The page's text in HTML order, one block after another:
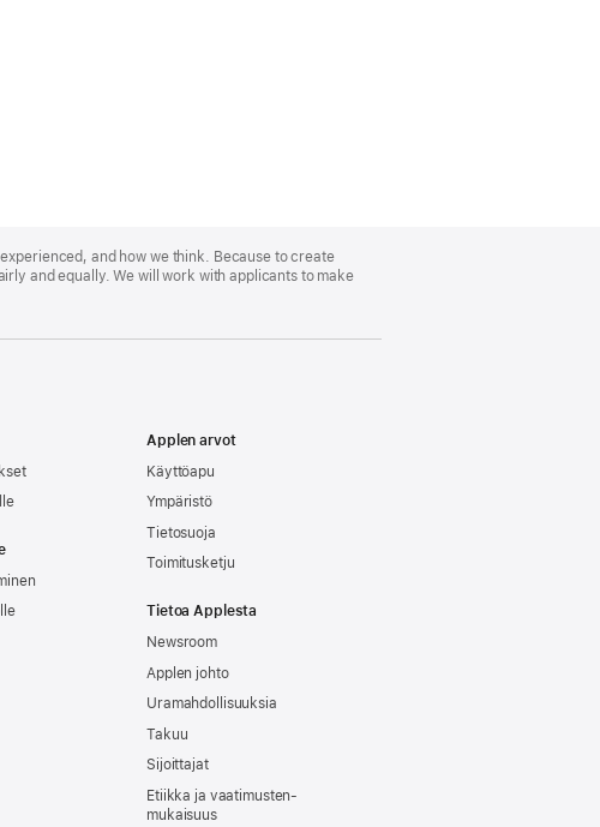
and how we think. Because to create
and equally. We will work with applicants to make
Applen arvot
Käyttöapu
Ympäristö
Tietosuoja
Toimitusketju
Tietoa Applesta
Newsroom
Applen johto
Uramahdollisuuksia
Takuu
Sijoittajat
Etiikka ja vaatimusten­
mukaisuus